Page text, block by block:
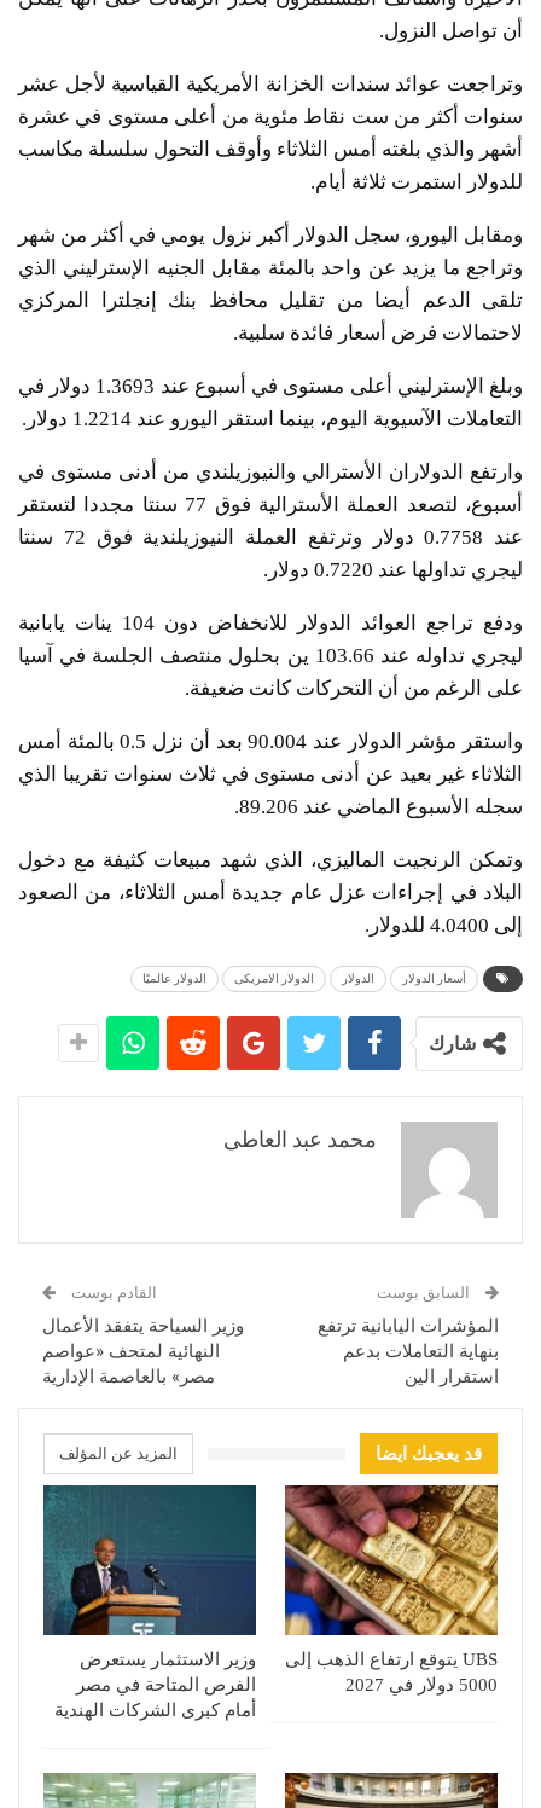
أن تواصل النزول.
وتراجعت عوائد سندات الخزانة الأمريكية القياسية لأجل عشر
سنوات أكثر من ست نقاط مئوية من أعلى مستوى في عشرة
أشهر والذي بلغته أمس الثلاثاء وأوقف التحول سلسلة مكاسب
للدولار استمرت ثلاثة أيام.
ومقابل اليورو، سجل الدولار أكبر نزول يومي في أكثر من شهر
وتراجع ما يزيد عن واحد بالمئة مقابل الجنيه الإسترليني الذي
تلقى الدعم أيضا من تقليل محافظ بنك إنجلترا المركزي
لاحتمالات فرض أسعار فائدة سلبية.
وبلغ الإسترليني أعلى مستوى في أسبوع عند 1.3693 دولار في
التعاملات الآسيوية اليوم، بينما استقر اليورو عند 1.2214 دولار.
وارتفع الدولاران الأسترالي والنيوزيلندي من أدنى مستوى في
أسبوع، لتصعد العملة الأسترالية فوق 77 سنتا مجددا لتستقر
عند 0.7758 دولار وترتفع العملة النيوزيلندية فوق 72 سنتا
ليجري تداولها عند 0.7220 دولار.
ودفع تراجع العوائد الدولار للانخفاض دون 104 ينات يابانية
ليجري تداوله عند 103.66 ين بحلول منتصف الجلسة في آسيا
على الرغم من أن التحركات كانت ضعيفة.
واستقر مؤشر الدولار عند 90.004 بعد أن نزل 0.5 بالمئة أمس
الثلاثاء غير بعيد عن أدنى مستوى في ثلاث سنوات تقريبا الذي
سجله الأسبوع الماضي عند 89.206.
وتمكن الرنجيت الماليزي، الذي شهد مبيعات كثيفة مع دخول
البلاد في إجراءات عزل عام جديدة أمس الثلاثاء، من الصعود
إلى 4.0400 للدولار.
أسعار الدولار الدولار الدولار الامريكى الدولار عالميًا
شارك
محمد عبد العاطى
السابق بوست
المؤشرات اليابانية ترتفع
بنهاية التعاملات بدعم
استقرار الين
القادم بوست
وزير السياحة يتفقد الأعمال
النهائية لمتحف «عواصم
مصر» بالعاصمة الإدارية
قد يعجبك ايضا المزيد عن المؤلف
UBS يتوقع ارتفاع الذهب إلى
5000 دولار في 2027
وزير الاستثمار يستعرض
الفرص المتاحة في مصر
أمام كبرى الشركات الهندية